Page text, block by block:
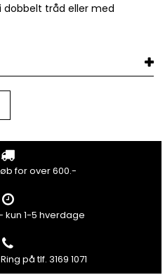
dobbelt tråd eller med
for over 600.-
kun 1-5 hverdage
på tlf. 3169 1071